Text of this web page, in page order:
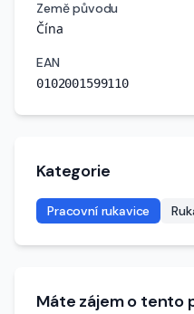
Země původu
Čína
EAN
0102001599110
Kategorie
Pracovní rukavice
Máte zájem o tento